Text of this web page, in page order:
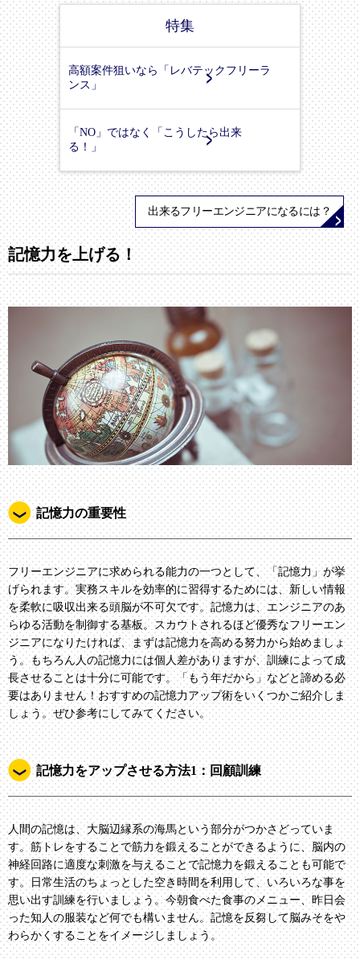
特集
高額案件狙いなら「レバテックフリーラ
ンス」
「NO」ではなく「こうしたら出来
る！」
出来るフリーエンジニアになるには？
記憶力を上げる！
記憶力の重要性
フリーエンジニアに求められる能力の一つとして、「記憶力」が挙
げられます。実務スキルを効率的に習得するためには、新しい情報
を柔軟に吸収出来る頭脳が不可欠です。記憶力は、エンジニアのあ
らゆる活動を制御する基板。スカウトされるほど優秀なフリーエン
ジニアになりたければ、まずは記憶力を高める努力から始めましょ
う。もちろん人の記憶力には個人差がありますが、訓練によって成
長させることは十分に可能です。「もう年だから」などと諦める必
要はありません！おすすめの記憶力アップ術をいくつかご紹介しま
しょう。ぜひ参考にしてみてください。
記憶力をアップさせる方法1：回顧訓練
人間の記憶は、大脳辺縁系の海馬という部分がつかさどっていま
す。筋トレをすることで筋力を鍛えることができるように、脳内の
神経回路に適度な刺激を与えることで記憶力を鍛えることも可能で
す。日常生活のちょっとした空き時間を利用して、いろいろな事を
思い出す訓練を行いましょう。今朝食べた食事のメニュー、昨日会
った知人の服装など何でも構いません。記憶を反芻して脳みそをや
わらかくすることをイメージしましょう。